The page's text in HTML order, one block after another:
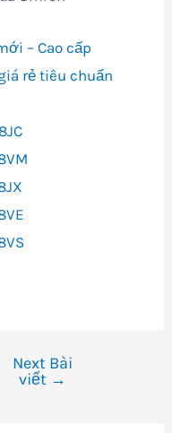
– Cao cấp
rẻ tiêu chuẩn
Next Bài
viết →